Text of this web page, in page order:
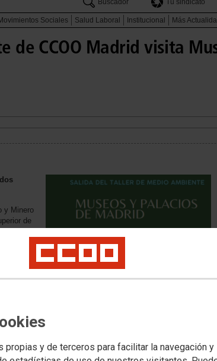
propias y de terceros para facilitar la navegación y
Buscador
Tu sindicato
Sociales Salud Laboral Institucional Más
de CCOO Madrid visita
y Minero
de
de
y
las
como de